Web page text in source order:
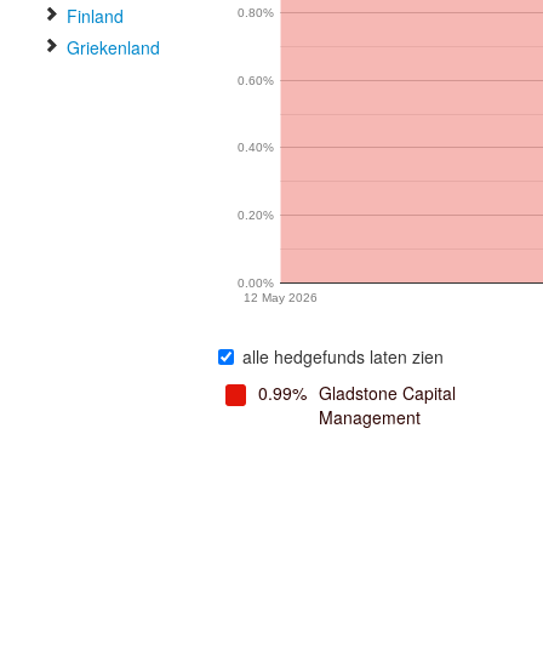
Finland
Griekenland
12 May 2026
0.00%
0.20%
0.40%
0.60%
0.80%
alle hedgefunds laten zien
0.99% Gladstone Capital
Management